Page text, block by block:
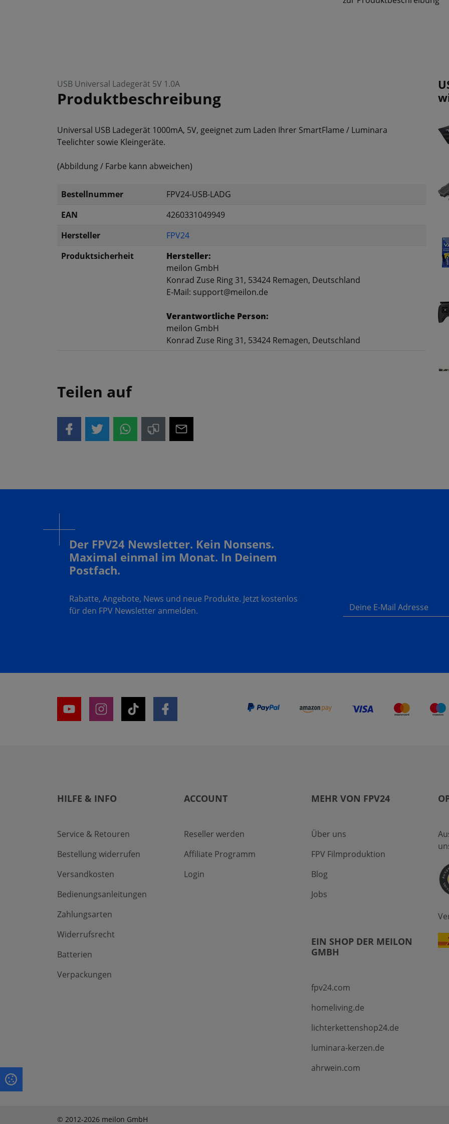
USB Universal Ladegerät 5V 1.0A
Produktbeschreibung
Universal USB Ladegerät 1000mA, 5V, geeignet zum Laden Ihrer SmartFlame / Luminara
Teelichter sowie Kleingeräte.
(Abbildung / Farbe kann abweichen)
Bestellnummer
FPV24-USB-LADG
EAN
4260331049949
Hersteller
FPV24
Produktsicherheit
Hersteller:
meilon GmbH
Konrad Zuse Ring 31, 53424 Remagen, Deutschland
E-Mail: support@meilon.de
Verantwortliche Person:
meilon GmbH
Konrad Zuse Ring 31, 53424 Remagen, Deutschland
Teilen auf
Der FPV24 Newsletter. Kein Nonsens.
Maximal einmal im Monat. In Deinem
Postfach.
Rabatte, Angebote, News und neue Produkte. Jetzt kostenlos
für den FPV Newsletter anmelden.
Deine E-Mail Adresse
HILFE & INFO
Service & Retouren
Bestellung widerrufen
Versandkosten
Bedienungsanleitungen
Zahlungsarten
Widerrufsrecht
Batterien
Verpackungen
ACCOUNT
Reseller werden
Affiliate Programm
Login
MEHR VON FPV24
Über uns
FPV Filmproduktion
Blog
Jobs
EIN SHOP DER MEILON
GMBH
fpv24.com
homeliving.de
lichterkettenshop24.de
luminara-kerzen.de
ahrwein.com
© 2012-2026 meilon GmbH